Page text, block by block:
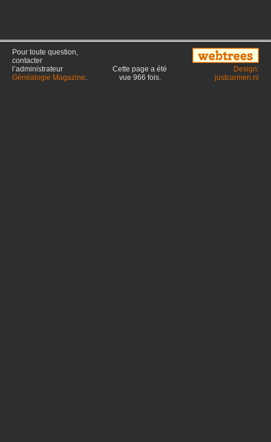
Pour toute question,
contacter
l’administrateur
Généalogie Magazine.
Cette page a été
vue 966 fois.
Design:
justcarmen.nl